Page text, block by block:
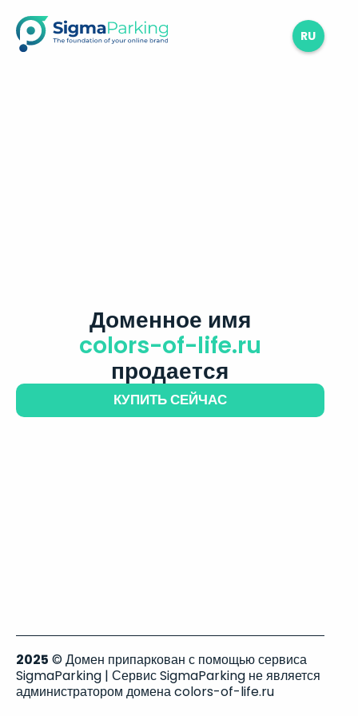
RU
Доменное имя
colors-of-life.ru
продается
КУПИТЬ СЕЙЧАС
2025 © Домен припаркован с помощью сервиса
SigmaParking | Сервис SigmaParking не является
администратором домена colors-of-life.ru